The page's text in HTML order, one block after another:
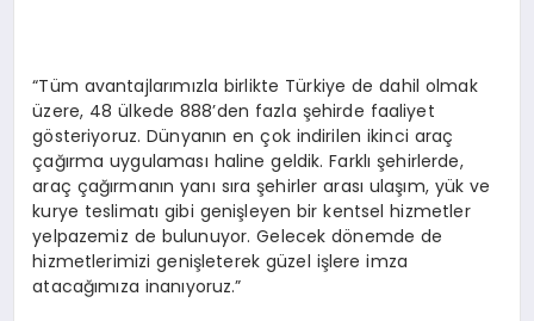
“Tüm avantajlarımızla birlikte Türkiye de dahil olmak
üzere, 48 ülkede 888’den fazla şehirde faaliyet
gösteriyoruz. Dünyanın en çok indirilen ikinci araç
çağırma uygulaması haline geldik. Farklı şehirlerde,
araç çağırmanın yanı sıra şehirler arası ulaşım, yük ve
kurye teslimatı gibi genişleyen bir kentsel hizmetler
yelpazemiz de bulunuyor. Gelecek dönemde de
hizmetlerimizi genişleterek güzel işlere imza
atacağımıza inanıyoruz.”